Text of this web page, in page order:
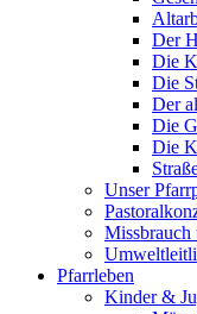
Der
Die
Die
Der
Die
Die
Unser
Missbrauch
Pfarrleben
Kinder &